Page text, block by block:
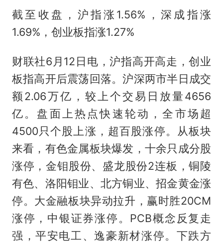
截至收盘，沪指涨1.56%，深成指涨
1.69%，创业板指涨1.27%
财联社6月12日电，沪指高开高走，创业
板指高开后震荡回落。沪深两市半日成交
额2.06万亿，较上个交易日放量4656
亿。盘面上热点快速轮动，全市场超
4500只个股上涨，超百股涨停。从板块
来看，有色金属板块爆发，十余只成分股
涨停，金钼股份、盛龙股份2连板，铜陵
有色、洛阳钼业、北方铜业、招金黄金涨
停。大金融板块异动拉升，赢时胜20CM
涨停，中银证券涨停。PCB概念反复走
强，平安电工、逸豪新材涨停。下跌方